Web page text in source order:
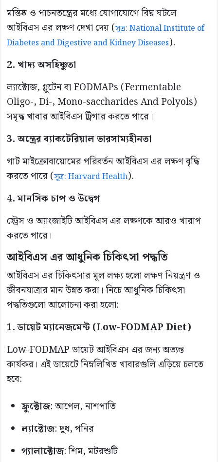
মস্তিষ্ক ও পাচনতন্ত্রের মধ্যে যোগাযোগে বিঘ্ন ঘটলে
আইবিএস এর লক্ষণ দেখা দেয় (সূত্র: National Institute of
Diabetes and Digestive and Kidney Diseases).
2. খাদ্য অসহিষ্ণুতা
ল্যাক্টোজ, গ্লুটেন বা FODMAPs (Fermentable
Oligo-, Di-, Mono-saccharides And Polyols)
সমৃদ্ধ খাবার আইবিএস ট্রিগার করতে পারে।
3. অন্ত্রের ব্যাকটেরিয়াল ভারসাম্যহীনতা
গাট মাইক্রোবায়োমের পরিবর্তন আইবিএস এর লক্ষণ বৃদ্ধি
করতে পারে (সূত্র: Harvard Health).
4. মানসিক চাপ ও উদ্বেগ
স্ট্রেস ও অ্যাংজাইটি আইবিএস এর লক্ষণকে আরও খারাপ
করতে পারে।
আইবিএস এর আধুনিক চিকিৎসা পদ্ধতি
আইবিএস এর চিকিৎসার মূল লক্ষ্য হলো লক্ষণ নিয়ন্ত্রণ ও
জীবনযাত্রার মান উন্নত করা। নিচে আধুনিক চিকিৎসা
পদ্ধতিগুলো আলোচনা করা হলো:
1. ডায়েট ম্যানেজমেন্ট (Low-FODMAP Diet)
Low-FODMAP ডায়েট আইবিএস এর জন্য অত্যন্ত
কার্যকর। এই ডায়েটে নিম্নলিখিত খাবারগুলি এড়িয়ে চলতে
হবে:
ফ্রুক্টোজ: আপেল, নাশপাতি
ল্যাক্টোজ: দুধ, পনির
গ্যালাক্টোজ: শিম, মটরশুটি